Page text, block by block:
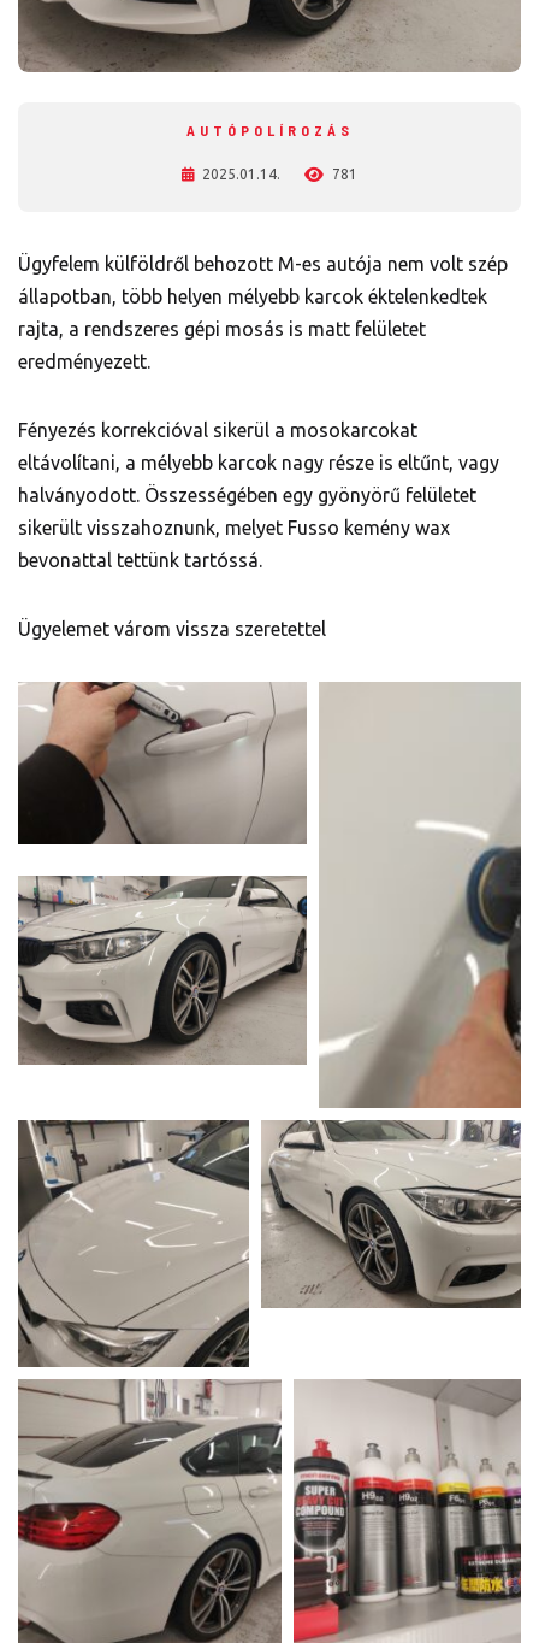
AUTÓPOLÍROZÁS
2025.01.14. 781
Ügyfelem külföldről behozott M-es autója nem volt szép
állapotban, több helyen mélyebb karcok éktelenkedtek
rajta, a rendszeres gépi mosás is matt felületet
eredményezett.
Fényezés korrekcióval sikerül a mosokarcokat
eltávolítani, a mélyebb karcok nagy része is eltűnt, vagy
halványodott. Összességében egy gyönyörű felületet
sikerült visszahoznunk, melyet Fusso kemény wax
bevonattal tettünk tartóssá.
Ügyelemet várom vissza szeretettel